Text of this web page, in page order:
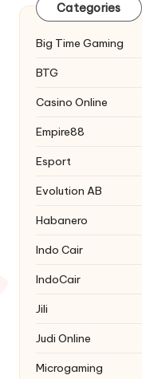
Categories
Big Time Gaming
BTG
Casino Online
Empire88
Esport
Evolution AB
Habanero
Indo Cair
IndoCair
Jili
Judi Online
Microgaming